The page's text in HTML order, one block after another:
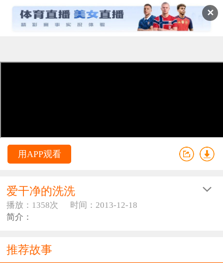
✕
用APP观看
爱干净的洗洗
播放：1358次
时间：2013-12-18
简介：
推荐故事